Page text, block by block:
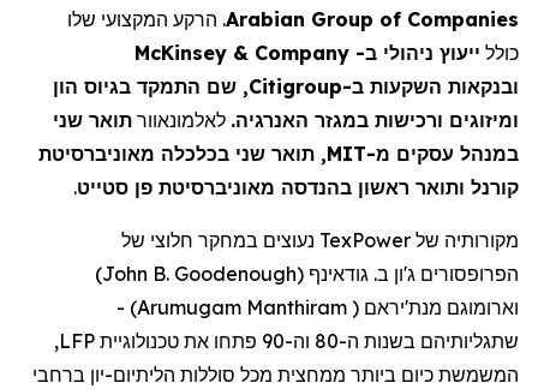
Arabian Group of Companies. הרקע המקצועי שלו
כולל ייעוץ ניהולי ב-
ובנקאות השקעות ב-Citigroup, שם התמקד בגיוס הון
ומיזוגים ורכישות במגזר האנרגיה. לאלמונאוור תואר שני
במנהל עסקים מ-MIT, תואר שני בכלכלה מאוניברסיטת
קורנל ותואר ראשון בהנדסה מאוניברסיטת פן סטייט.
מקורותיה של TexPower נעוצים במחקר חלוצי של
הפרופסורים ג'ון ב. גודאינף (
John B. Goodenough
)
וארומוגם מנת'יראם (
Arumugam Manthiram
)
-
שתגליותיהם בשנות ה-80 וה-90 פתחו את טכנולוגיית LFP,
המשמשת כיום ביותר ממחצית מכל סוללות הליתיום-יון ברחבי